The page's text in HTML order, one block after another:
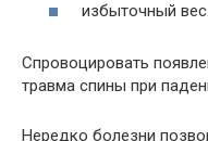
избыточный вес.
Спровоцировать
травма спины при
Нередко болезни